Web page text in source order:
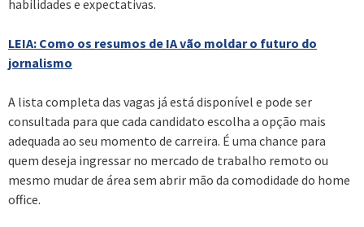
habilidades e expectativas.
LEIA: Como os resumos de IA vão moldar o futuro do
jornalismo
A lista completa das vagas já está disponível e pode ser
consultada para que cada candidato escolha a opção mais
adequada ao seu momento de carreira. É uma chance para
quem deseja ingressar no mercado de trabalho remoto ou
mesmo mudar de área sem abrir mão da comodidade do home
office.